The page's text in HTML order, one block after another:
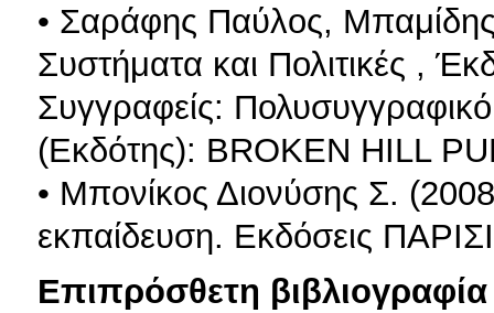
• Σαράφης Παύλος,
Συστήματα και Πολιτικές ,
Συγγραφείς:
(Εκδότης): BROKEN HILL
• Μπονίκος Διονύσης Σ.
εκπαίδευση. Εκδόσεις
Επιπρόσθετη βιβλιογραφία